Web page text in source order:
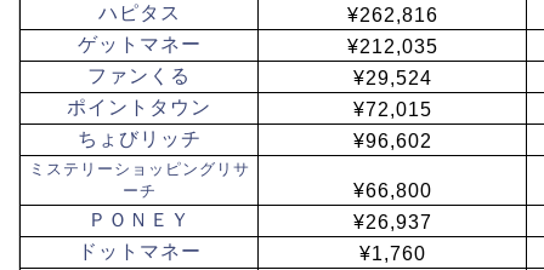
ハピタス
¥262,816
ゲットマネー
¥212,035
ファンくる
¥29,524
ポイントタウン
¥72,015
ちょびリッチ
¥96,602
ミステリーショッピングリサ
ーチ
¥66,800
ＰＯＮＥＹ
¥26,937
ドットマネー
¥1,760